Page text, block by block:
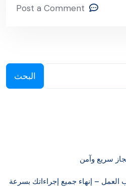
Post a Comment
البحث
سريع وآمن
– إنهاء جميع إجراءاتك بسرعة